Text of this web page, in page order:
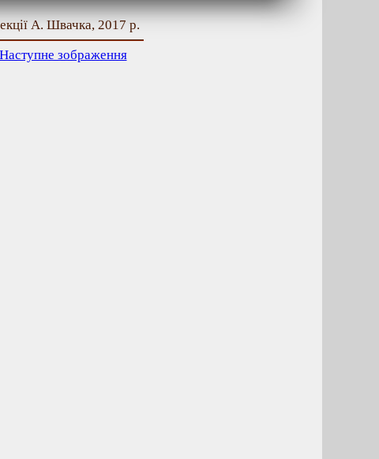
А. Швачка, 2017 р.
Наступне зображення